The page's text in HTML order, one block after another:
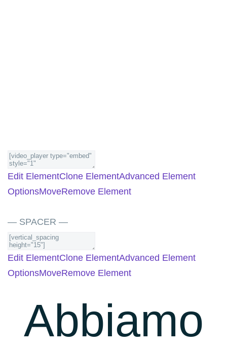
Edit ElementClone ElementAdvanced Element
OptionsMoveRemove Element
— SPACER —
Edit ElementClone ElementAdvanced Element
OptionsMoveRemove Element
Abbiamo